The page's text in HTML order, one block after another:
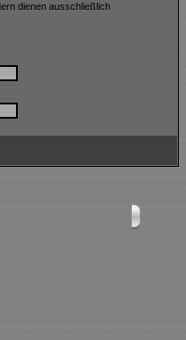
dienen ausschließlich